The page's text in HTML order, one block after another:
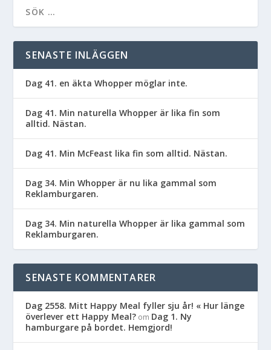
SENASTE INLÄGGEN
Dag 41. en äkta Whopper möglar inte.
Dag 41. Min naturella Whopper är lika fin som
alltid. Nästan.
Dag 41. Min McFeast lika fin som alltid. Nästan.
Dag 34. Min Whopper är nu lika gammal som
Reklamburgaren.
Dag 34. Min naturella Whopper är lika gammal som
Reklamburgaren.
SENASTE KOMMENTARER
Dag 2558. Mitt Happy Meal fyller sju år! « Hur länge
överlever ett Happy Meal? om Dag 1. Ny
hamburgare på bordet. Hemgjord!